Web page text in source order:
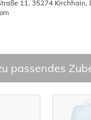
11, 35274 Kirchhain,
passendes